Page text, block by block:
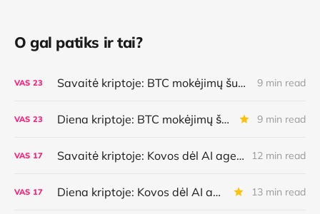
O gal patiks ir tai?
VAS 23 Savaitė kriptoje: BTC mokėjimų šuolis, naujoviška kredito linija, AI agentų galimybės bei klaidos ir dar daugiau 9 min read
VAS 23 Diena kriptoje: BTC mokėjimų šuolis, naujoviška kredito linija, AI agentų galimybės bei klaidos ir dar daugiau 9 min read
VAS 17 Savaitė kriptoje: Kovos dėl AI agentų dėmesio, BTC apsauga nuo kvantų, TradFi ir DeFi jungtuvės ir dar daugiau 12 min read
VAS 17 Diena kriptoje: Kovos dėl AI agentų dėmesio, BTC apsauga nuo kvantų, TradFi ir DeFi jungtuvės ir dar daugiau 13 min read